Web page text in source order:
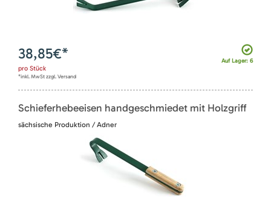
Auf Lager: 6
38,85€*
pro Stück
*inkl. MwSt zzgl. Versand
Schieferhebeeisen handgeschmiedet mit Holzgriff
sächsische Produktion / Adner